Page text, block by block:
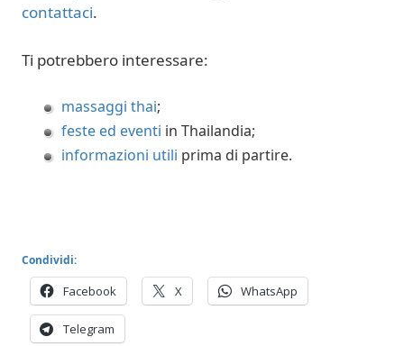
contattaci.
Ti potrebbero interessare:
massaggi thai;
feste ed eventi in Thailandia;
informazioni utili prima di partire.
Condividi:
Facebook X WhatsApp
Telegram